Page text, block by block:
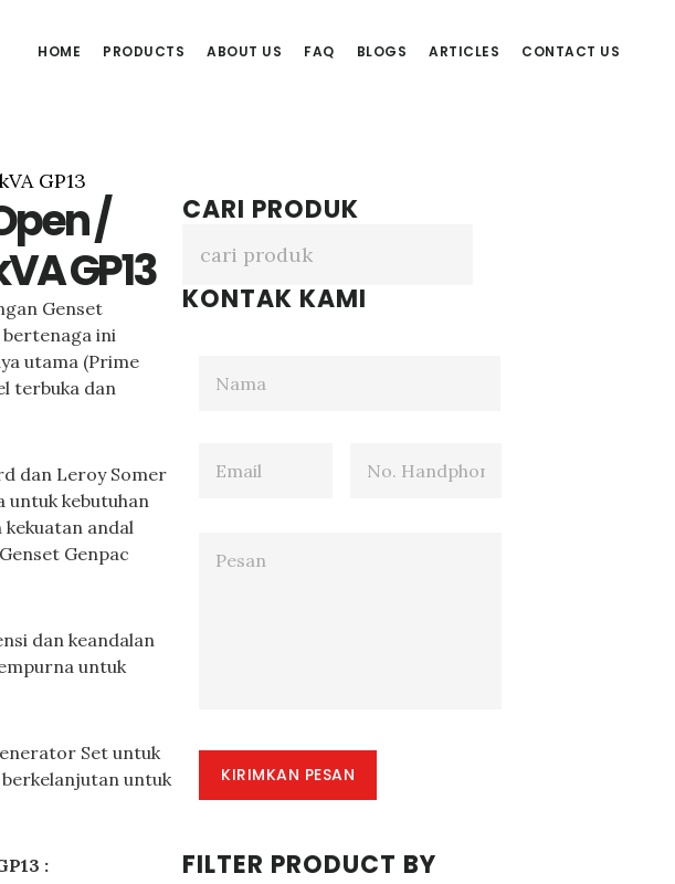
HOME PRODUCTS ABOUT US FAQ BLOGS ARTICLES CONTACT US
GP13
/
GP13
Genset
bertenaga ini
utama (Prime
terbuka dan
dan Leroy Somer
untuk kebutuhan
kekuatan andal
Genpac
dan keandalan
untuk
Set untuk
untuk
:
CARI PRODUK
KONTAK KAMI
KIRIMKAN PESAN
FILTER PRODUCT BY